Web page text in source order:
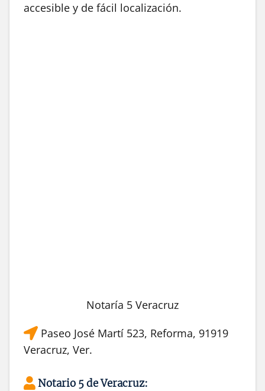
accesible y de fácil localización.
Notaría 5 Veracruz
Paseo José Martí 523, Reforma, 91919
Veracruz, Ver.
Notario 5 de Veracruz: